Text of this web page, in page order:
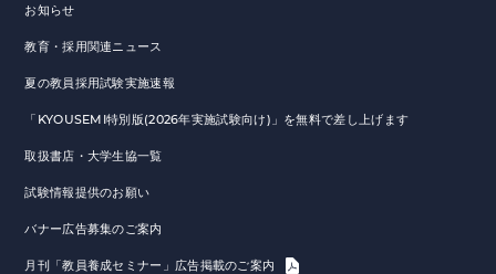
お知らせ
教育・採用関連ニュース
夏の教員採用試験実施速報
「KYOUSEMI特別版(2026年実施試験向け)」を無料で差し上げます
取扱書店・大学生協一覧
試験情報提供のお願い
バナー広告募集のご案内
月刊「教員養成セミナー」広告掲載のご案内